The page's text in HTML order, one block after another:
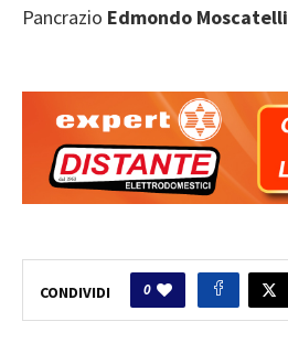
Pancrazio Edmondo Moscatelli
CONDIVIDI 0